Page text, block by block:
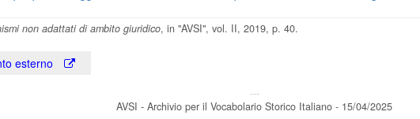
non adattati di ambito giuridico, in "AVSI", vol. II, 2019, p. 40.
esterno
---
AVSI - Archivio per il Vocabolario Storico Italiano - 15/04/2025